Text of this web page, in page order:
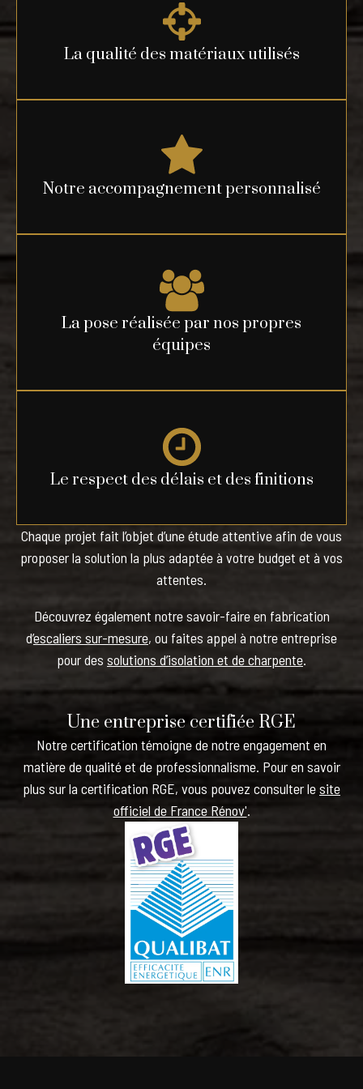
La qualité des matériaux utilisés
Notre accompagnement personnalisé
La pose réalisée par nos propres
équipes
Le respect des délais et des finitions
Chaque projet fait l’objet d’une étude attentive afin de vous
proposer la solution la plus adaptée à votre budget et à vos
attentes.
Découvrez également notre savoir-faire en fabrication
d’escaliers sur-mesure, ou faites appel à notre entreprise
pour des solutions d’isolation et de charpente.
Une entreprise certifiée RGE
Notre certification témoigne de notre engagement en
matière de qualité et de professionnalisme. Pour en savoir
plus sur la certification RGE, vous pouvez consulter lesite
officiel de France Rénov'.